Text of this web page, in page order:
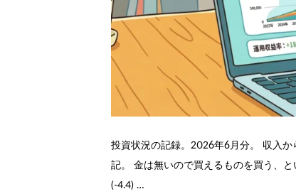
投資状況の記録。2026年6月分。 収入
記。 金は無いので買えるものを買う、
(-4.4) …